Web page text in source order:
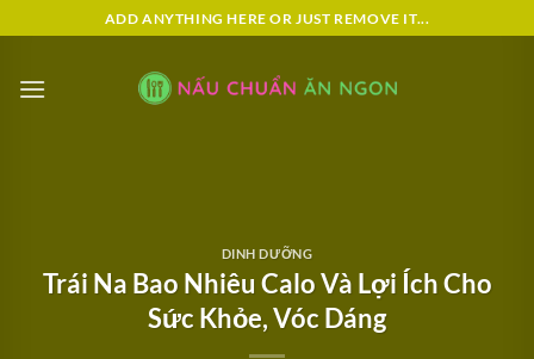
qua
dung
ADD ANYTHING HERE OR JUST REMOVE IT...
DINH DƯỠNG
Trái Na Bao Nhiêu Calo Và Lợi Ích Cho
Sức Khỏe, Vóc Dáng